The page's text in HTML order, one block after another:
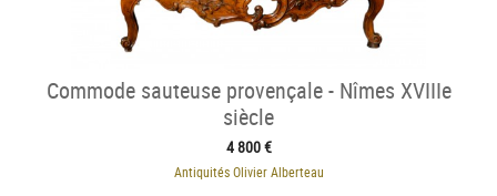
Commode sauteuse provençale - Nîmes XVIIIe
siècle
4 800 €
Antiquités Olivier Alberteau